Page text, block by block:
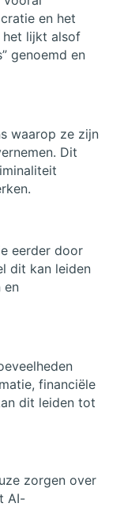
en het
het lijkt alsof
genoemd en
waarop ze zijn
Dit
eerder door
dit kan leiden
en
financiële
dit leiden tot
zorgen over
AI-